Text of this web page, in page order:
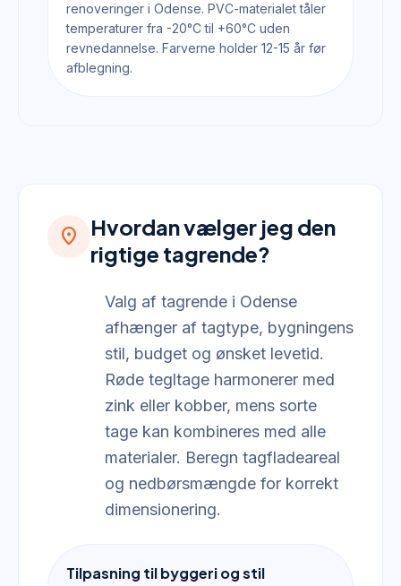
renoveringer i Odense. PVC-materialet tåler
temperaturer fra -20°C til +60°C uden
revnedannelse. Farverne holder 12-15 år før
afblegning.
location_on
Hvordan vælger jeg den
rigtige tagrende?
Valg af tagrende i Odense
afhænger af tagtype, bygningens
stil, budget og ønsket levetid.
Røde tegltage harmonerer med
zink eller kobber, mens sorte
tage kan kombineres med alle
materialer. Beregn tagfladeareal
og nedbørsmængde for korrekt
dimensionering.
Tilpasning til byggeri og stil